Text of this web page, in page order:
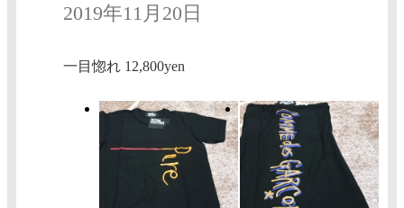
2019年11月20日
一目惚れ 12,800yen